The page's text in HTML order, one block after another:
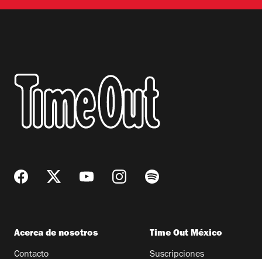
Acerca de nosotros
Contacto
Time Out México
Suscripciones